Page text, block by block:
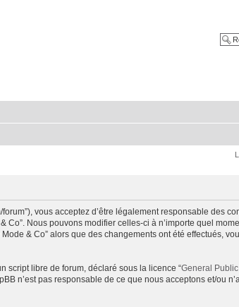
vous acceptez d’être légalement responsable des
Co”. Nous pouvons modifier celles-ci à n’importe quel
& Co” alors que des changements ont été effectués,
script libre de forum, déclaré sous la licence “General
n’est pas responsable de ce que nous acceptons et/ou